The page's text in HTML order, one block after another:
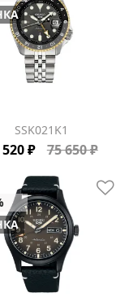
SSK021K1
₽ 75 650 ₽